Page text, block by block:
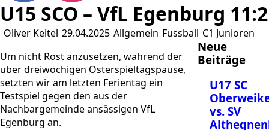
U15 SCO – VfL Egenburg 11:2
Oliver Keitel 29.04.2025 Allgemein Fussball C1 Junioren
Um nicht Rost anzusetzen, während der
über dreiwöchigen Osterspieltagspause,
setzten wir am letzten Ferientag ein
Testspiel gegen den aus der
Nachbargemeinde ansässigen VfL
Egenburg an.
Neue
Beiträge
U17 SC
vs. SV